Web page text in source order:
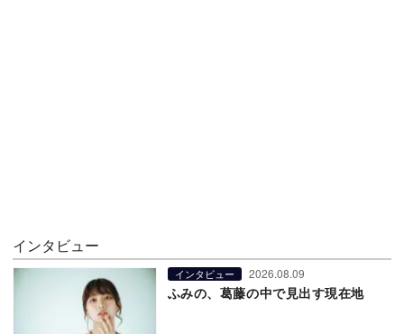
インタビュー
インタビュー 2026.08.09
ふみの、葛藤の中で見出す現在地